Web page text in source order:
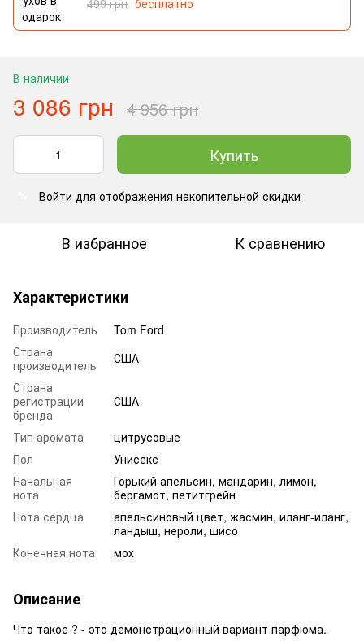
В наличии
3 086 грн 4 956 грн
Купить
Войти для отображения накопительной скидки
В избранное К сравнению
Характеристики
Производитель
Tom Ford
Страна
производитель
США
Страна
регистрации
бренда
США
Тип аромата
цитрусовые
Пол
Унисекс
Начальная
нота
Горький апельсин, мандарин, лимон,
бергамот, петитгрейн
Нота сердца
апельсиновый цвет, жасмин, иланг-иланг,
ландыш, нероли, шисо
Конечная нота
мох
Описание
Что такое ? - это демонстрационный вариант парфюма.